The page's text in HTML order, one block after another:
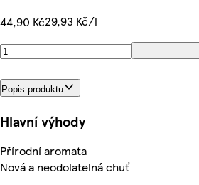
44,90 Kč29,93 Kč/l
Popis produktu
Hlavní výhody
Přírodní aromata
Nová a neodolatelná chuť